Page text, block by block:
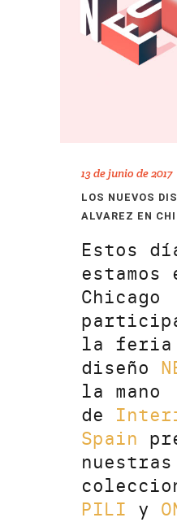
13 de junio de 2017
LOS NUEVOS
ALVAREZ EN
Estos
estamos
Chicago
la feria
diseño
la mano
de
Spain
nuestras
PILI y